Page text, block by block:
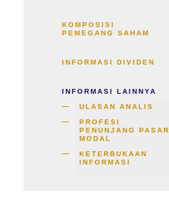
KOMPOSISI
PEMEGANG SAHAM
INFORMASI DIVIDEN
INFORMASI LAINNYA
ULASAN ANALIS
PROFESI
PENUNJANG PASAR
MODAL
KETERBUKAAN
INFORMASI